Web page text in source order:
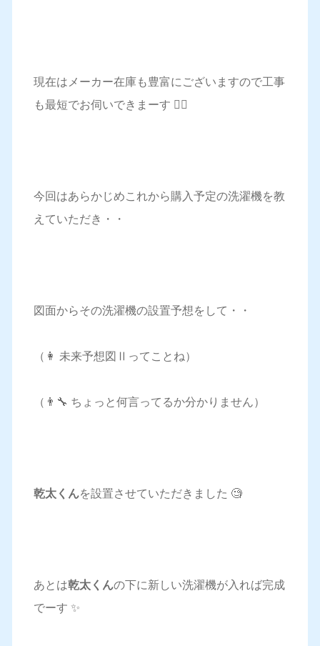
現在はメーカー在庫も豊富にございますので工事
も最短でお伺いできまーす 🙋‍♀️
今回はあらかじめこれから購入予定の洗濯機を教
えていただき・・
図面からその洗濯機の設置予想をして・・
（👩 未来予想図Ⅱってことね）
（👨‍🔧 ちょっと何言ってるか分かりません）
乾太くんを設置させていただきました 🧐
あとは乾太くんの下に新しい洗濯機が入れば完成
でーす ✨